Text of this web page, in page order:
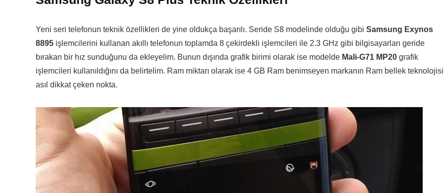
Yeni seri telefonun teknik özellikleri de yine oldukça başarılı. Seride S8 modelinde olduğu gibi Samsung Exynos
8895 işlemcilerini kullanan akıllı telefonun toplamda 8 çekirdekli işlemcileri ile 2.3 GHz gibi bilgisayarları geride
bırakan bir hız sunduğunu da ekleyelim. Bunun dışında grafik birimi olarak ise modelde Mali-G71 MP20 grafik
işlemcileri kullanıldığını da belirtelim. Ram miktarı olarak ise 4 GB Ram benimseyen markanın Ram bellek teknolojisi
asıl dikkat çeken nokta.